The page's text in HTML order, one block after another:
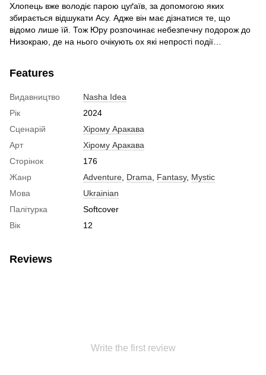
Хлопець вже володіє парою цуґаїв, за допомогою яких
збирається відшукати Асу. Адже він має дізнатися те, що
відомо лише їй. Тож Юру розпочинає небезпечну подорож до
Низокраю, де на нього очікують ох які непрості події…
Features
Видавництво
Nasha Idea
Рік
2024
Сценарій
Хірому Аракава
Арт
Хірому Аракава
Сторінок
176
Жанр
Adventure Drama Fantasy, Mystic
Мова
Ukrainian
Палітурка
Softcover
Вік
12
Reviews
Write the first review